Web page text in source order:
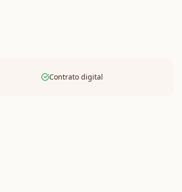
Contrato digital